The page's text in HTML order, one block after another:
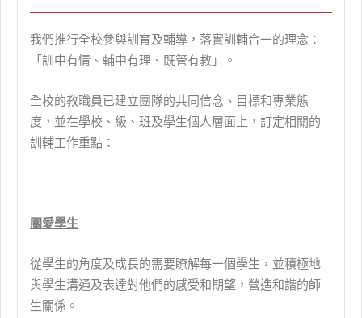
我們推行全校參與訓育及輔導，落實訓輔合一的理念：
「訓中有情、輔中有理、既管有教」。
全校的教職員已建立團隊的共同信念、目標和專業態
度，並在學校、級、班及學生個人層面上，訂定相關的
訓輔工作重點：
關愛學生
從學生的角度及成長的需要瞭解每一個學生，並積極地
與學生溝通及表達對他們的感受和期望，營造和諧的師
生關係。